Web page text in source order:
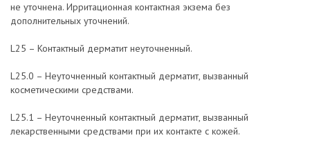
не уточнена. Ирритационная контактная экзема без
дополнительных уточнений.
L25 – Контактный дерматит неуточненный.
L25.0 – Неуточненный контактный дерматит, вызванный
косметическими средствами.
L25.1 – Неуточненный контактный дерматит, вызванный
лекарственными средствами при их контакте с кожей.